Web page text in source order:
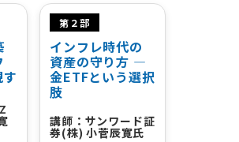
第２部
インフレ時代の
資産の守り方 ―
金ETFという選択
肢
講師：サンワード証
券(株) 小菅辰寛氏